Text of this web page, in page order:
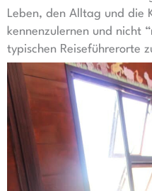
Leben, den Alltag und die
kennenzulernen und nicht
typischen Reiseführerorte